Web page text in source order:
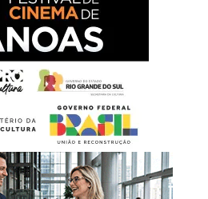
e distribuídos ao total
70 peças de roupas, cinco kits
Cultura, Eliezer Pacheco,